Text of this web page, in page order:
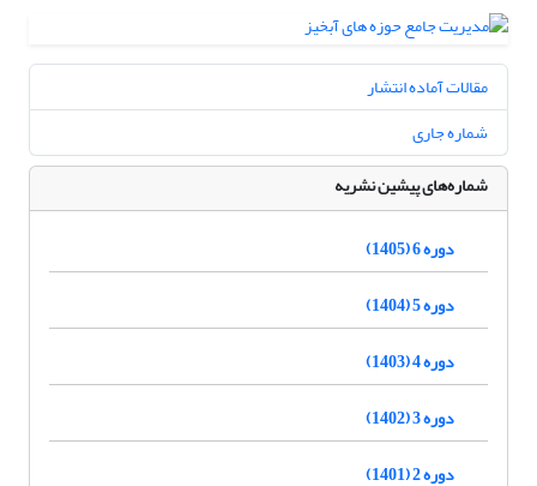
مقالات آماده انتشار
شماره جاری
شماره‌های پیشین نشریه
دوره 6 (1405)
دوره 5 (1404)
دوره 4 (1403)
دوره 3 (1402)
دوره 2 (1401)